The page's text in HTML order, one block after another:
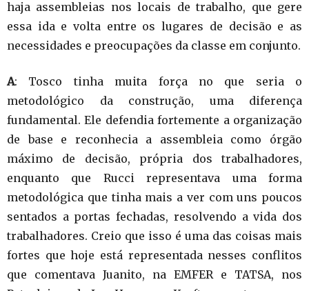
haja assembleias nos locais de trabalho, que gere
essa ida e volta entre os lugares de decisão e as
necessidades e preocupações da classe em conjunto.
A: Tosco tinha muita força no que seria o
metodológico da construção, uma diferença
fundamental. Ele defendia fortemente a organização
de base e reconhecia a assembleia como órgão
máximo de decisão, própria dos trabalhadores,
enquanto que Rucci representava uma forma
metodológica que tinha mais a ver com uns poucos
sentados a portas fechadas, resolvendo a vida dos
trabalhadores. Creio que isso é uma das coisas mais
fortes que hoje está representada nesses conflitos
que comentava Juanito, na EMFER e TATSA, nos